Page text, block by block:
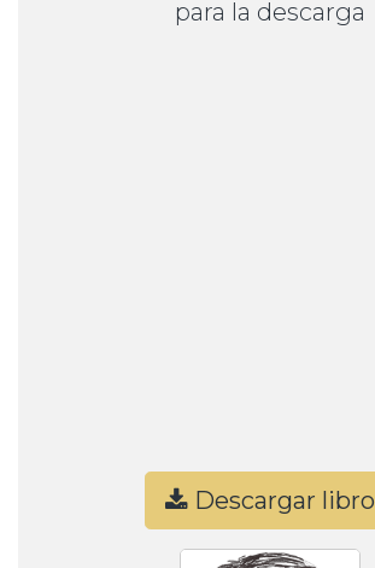
para la descarga
Descargar libro